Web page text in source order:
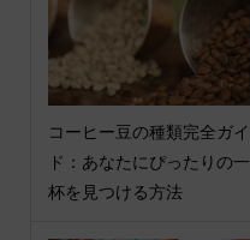
コーヒー豆の種類完全ガイ
ド：あなたにぴったりの一
杯を見つける方法